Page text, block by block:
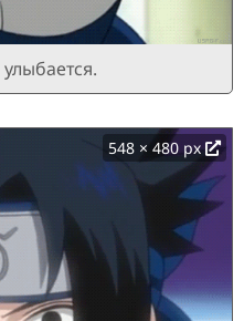
548 × 480 px